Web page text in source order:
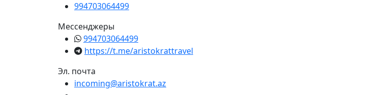
994703064499
Мессенджеры
994703064499
https://t.me/aristokrattravel
Эл. почта
incoming@aristokrat.az